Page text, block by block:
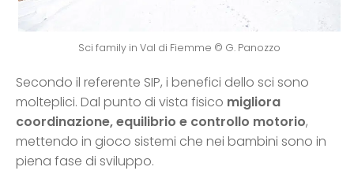
Sci family in Val di Fiemme © G. Panozzo
Secondo il referente SIP, i benefici dello sci sono
molteplici. Dal punto di vista fisico migliora
coordinazione, equilibrio e controllo motorio,
mettendo in gioco sistemi che nei bambini sono in
piena fase di sviluppo.